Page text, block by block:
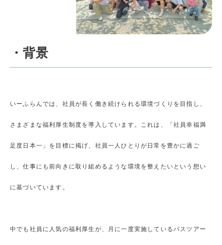
・背景
いーふらんでは、社員が長く働き続けられる環境づくりを目指し、
さまざまな福利厚生制度を導入しています。これは、「社員幸福満
足度日本一」を目標に掲げ、社員一人ひとりが日常を豊かに過ご
し、仕事にも前向きに取り組めるような環境を整えたいという想い
に基づいています。
中でも社員に人気の福利厚生が、月に一度実施しているバスツアー